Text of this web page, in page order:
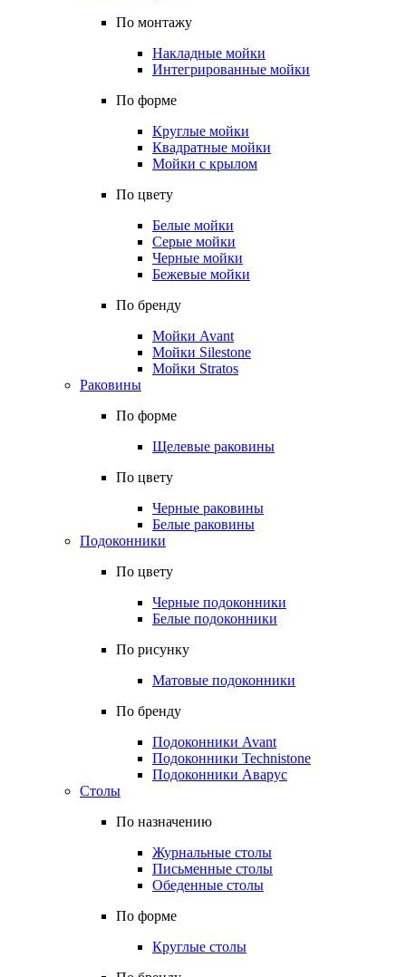
По монтажу
Накладные мойки
Интегрированные мойки
По форме
Круглые мойки
Квадратные мойки
Мойки с крылом
По цвету
Белые мойки
Серые мойки
Черные мойки
Бежевые мойки
По бренду
Мойки Avant
Мойки Silestone
Мойки Stratos
Раковины
По форме
Щелевые раковины
По цвету
Черные раковины
Белые раковины
Подоконники
По цвету
Черные подоконники
Белые подоконники
По рисунку
Матовые подоконники
По бренду
Подоконники Avant
Подоконники Technistone
Подоконники Аварус
Столы
По назначению
Журнальные столы
Письменные столы
Обеденные столы
По форме
Круглые столы